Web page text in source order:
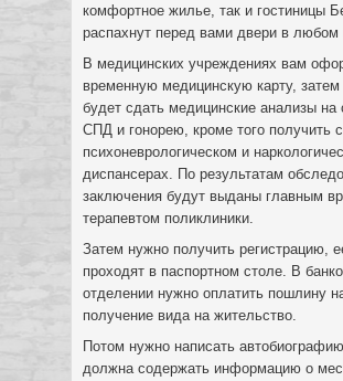
комфортное жилье, так и гостиницы
распахнут перед вами двери в любом
В медицинских учреждениях вам
временную медицинскую карту,
будет сдать медицинские анализы
СПД и гонорею, кроме того получить
психоневрологическом и
диспансерах. По результатам
заключения будут выданы главным
терапевтом поликлиники.
Затем нужно получить регистрацию,
проходят в паспортном столе. В
отделении нужно оплатить пошлину
получение вида на жительство.
Потом нужно написать
должна содержать информацию о